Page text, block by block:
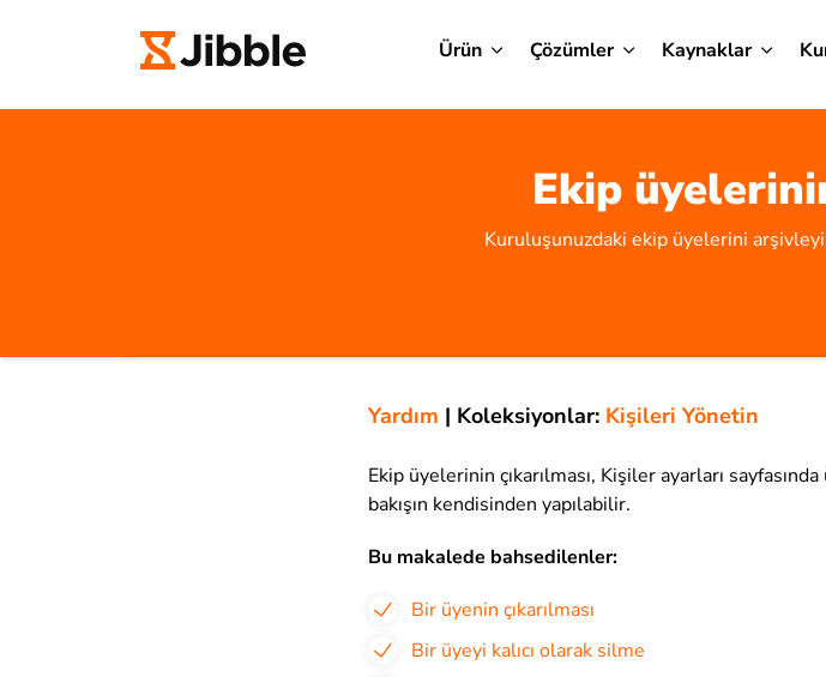
Ürün Çözümler Kaynaklar
Ekip
Kuruluşunuzdaki ekip üyelerini
Yardım | Koleksiyonlar: Kişileri Yönetin
Ekip üyelerinin çıkarılması, Kişiler ayarları
bakışın kendisinden yapılabilir.
Bu makalede bahsedilenler:
Bir üyenin çıkarılması
Bir üyeyi kalıcı olarak silme